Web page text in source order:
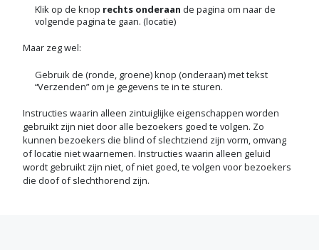
Klik op de knop rechts onderaan de pagina om naar de
volgende pagina te gaan. (locatie)
Maar zeg wel:
Gebruik de (ronde, groene) knop (onderaan) met tekst
“Verzenden” om je gegevens te in te sturen.
Instructies waarin alleen zintuiglijke eigenschappen worden
gebruikt zijn niet door alle bezoekers goed te volgen. Zo
kunnen bezoekers die blind of slechtziend zijn vorm, omvang
of locatie niet waarnemen. Instructies waarin alleen geluid
wordt gebruikt zijn niet, of niet goed, te volgen voor bezoekers
die doof of slechthorend zijn.